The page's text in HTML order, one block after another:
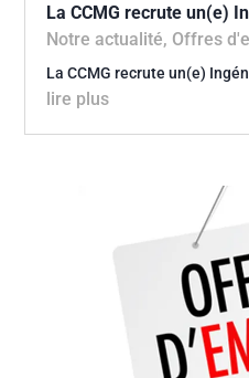
La CCMG recrute un(e)
Notre actualité, Offres
La CCMG recrute un(e)
lire plus